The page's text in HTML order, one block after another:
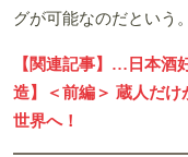
グが可能なのだという。
【関連記事】…日本酒
造】＜前編＞ 蔵人だ
世界へ！